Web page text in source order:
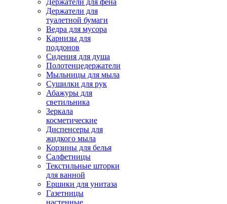
Держатели для фена
Держатели для
туалетной бумаги
Ведра для мусора
Карнизы для
поддонов
Сидения для душа
Полотенцедержатели
Мыльницы для мыла
Сушилки для рук
Абажуры для
светильника
Зеркала
косметические
Диспенсеры для
жидкого мыла
Корзины для белья
Салфетницы
Текстильные шторки
для ванной
Ершики для унитаза
Газетницы
настенные